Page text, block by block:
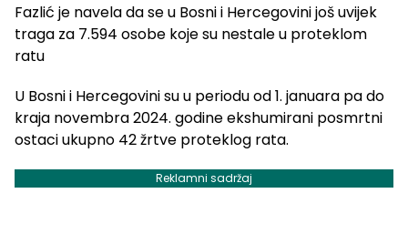
Fazlić je navela da se u Bosni i Hercegovini još uvijek
traga za 7.594 osobe koje su nestale u proteklom
ratu
U Bosni i Hercegovini su u periodu od 1. januara pa do
kraja novembra 2024. godine ekshumirani posmrtni
ostaci ukupno 42 žrtve proteklog rata.
Reklamni sadržaj